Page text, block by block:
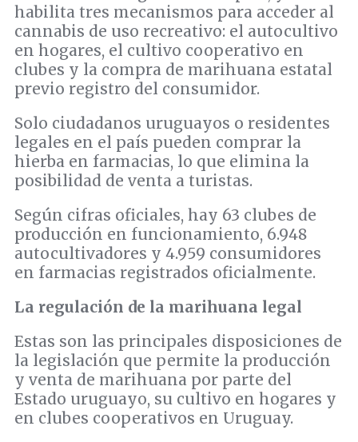
habilita tres mecanismos para acceder al
cannabis de uso recreativo: el autocultivo
en hogares, el cultivo cooperativo en
clubes y la compra de marihuana estatal
previo registro del consumidor.
Solo ciudadanos uruguayos o residentes
legales en el país pueden comprar la
hierba en farmacias, lo que elimina la
posibilidad de venta a turistas.
Según cifras oficiales, hay 63 clubes de
producción en funcionamiento, 6.948
autocultivadores y 4.959 consumidores
en farmacias registrados oficialmente.
La regulación de la marihuana legal
Estas son las principales disposiciones de
la legislación que permite la producción
y venta de marihuana por parte del
Estado uruguayo, su cultivo en hogares y
en clubes cooperativos en Uruguay.